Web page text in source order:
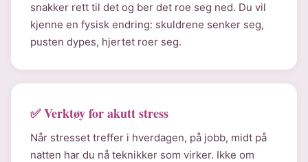
snakker rett til det og ber det roe seg ned. Du vil
kjenne en fysisk endring: skuldrene senker seg,
pusten dypes, hjertet roer seg.
✅ Verktøy for akutt stress
Når stresset treffer i hverdagen, på jobb, midt på
natten har du nå teknikker som virker. Ikke om